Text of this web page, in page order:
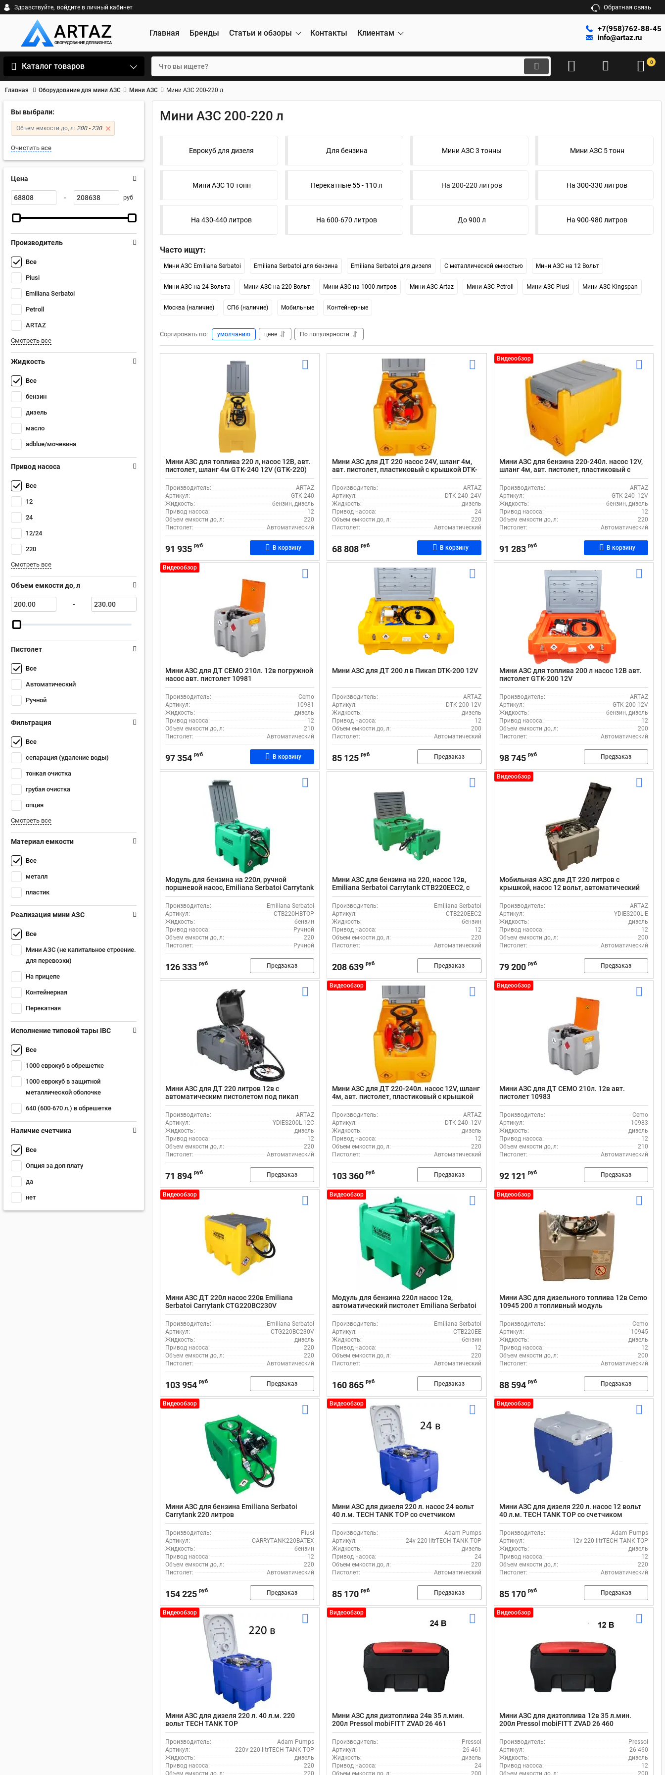
Здравствуйте, войдите в личный кабинет Обратная связь
Главная Бренды Статьи и обзоры Контакты Клиентам
+7(958)762-88-45
info@artaz.ru
Каталог товаров 0
Главная Оборудование для мини АЗС Мини АЗС Мини АЗС 200-220 л
Вы выбрали:
Объем емкости до, л: 200 - 230
Очистить все
Цена
- руб
Производитель
Все
Piusi
Emiliana Serbatoi
Petroll
ARTAZ
Смотреть все
Жидкость
Все
бензин
дизель
масло
adblue/мочевина
Привод насоса
Все
12
24
12/24
220
Смотреть все
Объем емкости до, л
-
Пистолет
Все
Автоматический
Ручной
Фильтрация
Все
сепарация (удаление воды)
тонкая очистка
грубая очистка
опция
Смотреть все
Материал емкости
Все
металл
пластик
Реализация мини АЗС
Все
Мини АЗС (не капитальное строение.
для перевозки)
На прицепе
Контейнерная
Перекатная
Исполнение типовой тары IBC
Все
1000 еврокуб в обрешетке
1000 еврокуб в защитной
металлической оболочке
640 (600-670 л.) в обрешетке
Наличие счетчика
Все
Опция за доп плату
да
нет
Мини АЗС 200-220 л
Еврокуб для дизеля Для бензина Мини АЗС 3 тонны Мини АЗС 5 тонн
Мини АЗС 10 тонн Перекатные 55 - 110 л На 200-220 литров На 300-330 литров
На 430-440 литров На 600-670 литров До 900 л На 900-980 литров
Часто ищут:
Мини АЗС Emiliana Serbatoi Emiliana Serbatoi для бензина Emiliana Serbatoi для дизеля С металлической емкостью Мини АЗС на 12 Вольт
Мини АЗС на 24 Вольта Мини АЗС на 220 Вольт Мини АЗС на 1000 литров Мини АЗС Artaz Мини АЗС Petroll Мини АЗС Piusi Мини АЗС Kingspan
Москва (наличие) СПб (наличие) Мобильные Контейнерные
Сортировать по: умолчанию цене По популярности
Мини АЗС для топлива 220 л, насос 12В, авт.
пистолет, шланг 4м GTK-240 12V (GTK-220)
Производитель:
ARTAZ
Артикул:
GTK-240
Жидкость:
бензин, дизель
Привод насоса:
12
Объем емкости до, л:
220
Пистолет:
Автоматический
91 935 руб В корзину
Мини АЗС для ДТ 220 насос 24V, шланг 4м,
авт. пистолет, пластиковый с крышкой DTK-
240_24V
Производитель:
ARTAZ
Артикул:
DTK-240_24V
Жидкость:
дизель
Привод насоса:
24
Объем емкости до, л:
220
Пистолет:
Автоматический
68 808 руб В корзину
Видеообзор
Мини АЗС для бензина 220-240л. насос 12V,
шланг 4м, авт. пистолет, пластиковый с
крышкой GTK-240_12V
Производитель:
ARTAZ
Артикул:
GTK-240_12V
Жидкость:
бензин, дизель
Привод насоса:
12
Объем емкости до, л:
220
Пистолет:
Автоматический
91 283 руб В корзину
Видеообзор
Мини АЗС для ДТ CEMO 210л. 12в погружной
насос авт. пистолет 10981
Производитель:
Cemo
Артикул:
10981
Жидкость:
дизель
Привод насоса:
12
Объем емкости до, л:
210
Пистолет:
Автоматический
97 354 руб В корзину
Мини АЗС для ДТ 200 л в Пикап DTK-200 12V
Производитель:
ARTAZ
Артикул:
DTK-200 12V
Жидкость:
дизель
Привод насоса:
12
Объем емкости до, л:
200
Пистолет:
Автоматический
85 125 руб Предзаказ
Мини АЗС для топлива 200 л насос 12В авт.
пистолет GTK-200 12V
Производитель:
ARTAZ
Артикул:
GTK-200 12V
Жидкость:
бензин, дизель
Привод насоса:
12
Объем емкости до, л:
200
Пистолет:
Автоматический
98 745 руб Предзаказ
Модуль для бензина на 220л, ручной
поршневой насос, Emiliana Serbatoi Carrytank
CTB220HBTOP, с механическим пистолетом
и шлангом на 4 м
Производитель:
Emiliana Serbatoi
Артикул:
CTB220HBTOP
Жидкость:
бензин
Привод насоса:
Ручной
Объем емкости до, л:
220
Пистолет:
Ручной
126 333 руб Предзаказ
Мини АЗС для бензина на 220, насос 12в,
Emiliana Serbatoi Carrytank CTB220EEC2, с
автоматическим пистолетом и шлангом на
4 м
Производитель:
Emiliana Serbatoi
Артикул:
CTB220EEC2
Жидкость:
бензин
Привод насоса:
12
Объем емкости до, л:
220
Пистолет:
Автоматический
208 639 руб Предзаказ
Видеообзор
Мобильная АЗС для ДТ 220 литров с
крышкой, насос 12 вольт, автоматический
пистолет
Производитель:
ARTAZ
Артикул:
YDIES200L-E
Жидкость:
дизель
Привод насоса:
12
Объем емкости до, л:
200
Пистолет:
Автоматический
79 200 руб Предзаказ
Мини АЗС для ДТ 220 литров 12в с
автоматическим пистолетом под пикап
Производитель:
ARTAZ
Артикул:
YDIES200L-12C
Жидкость:
дизель
Привод насоса:
12
Объем емкости до, л:
220
Пистолет:
Автоматический
71 894 руб Предзаказ
Видеообзор
Мини АЗС для ДТ 220-240л. насос 12V, шланг
4м, авт. пистолет, пластиковый с крышкой
DTK-240_12V
Производитель:
ARTAZ
Артикул:
DTK-240_12V
Жидкость:
дизель
Привод насоса:
12
Объем емкости до, л:
220
Пистолет:
Автоматический
103 360 руб Предзаказ
Видеообзор
Мини АЗС для ДТ CEMO 210л. 12в авт.
пистолет 10983
Производитель:
Cemo
Артикул:
10983
Жидкость:
дизель
Привод насоса:
12
Объем емкости до, л:
210
Пистолет:
Автоматический
92 121 руб Предзаказ
Видеообзор
Мини АЗС ДТ 220л насос 220в Emiliana
Serbatoi Carrytank CTG220BC230V
Производитель:
Emiliana Serbatoi
Артикул:
CTG220BC230V
Жидкость:
дизель
Привод насоса:
220
Объем емкости до, л:
220
Пистолет:
Автоматический
103 954 руб Предзаказ
Видеообзор
Модуль для бензина 220л насос 12в,
автоматический пистолет Emiliana Serbatoi
CARRYTANK220BATEX
Производитель:
Emiliana Serbatoi
Артикул:
CTB220EE
Жидкость:
бензин
Привод насоса:
12
Объем емкости до, л:
220
Пистолет:
Автоматический
160 865 руб Предзаказ
Видеообзор
Мини АЗС для дизельного топлива 12в Cemo
10945 200 л топливный модуль
Производитель:
Cemo
Артикул:
10945
Жидкость:
дизель
Привод насоса:
12
Объем емкости до, л:
200
Пистолет:
Автоматический
88 594 руб Предзаказ
Видеообзор
Мини АЗС для бензина Emiliana Serbatoi
Carrytank 220 литров
Производитель:
Piusi
Артикул:
CARRYTANK220BATEX
Жидкость:
бензин
Привод насоса:
12
Объем емкости до, л:
220
Пистолет:
Автоматический
154 225 руб Предзаказ
Видеообзор
Мини АЗС для дизеля 220 л. насос 24 вольт
40 л.м. TECH TANK TOP со счетчиком
Производитель:
Adam Pumps
Артикул:
24v 220 litrTECH TANK TOP
Жидкость:
дизель
Привод насоса:
24
Объем емкости до, л:
220
Пистолет:
Автоматический
85 170 руб Предзаказ
Видеообзор
Мини АЗС для дизеля 220 л. насос 12 вольт
40 л.м. TECH TANK TOP со счетчиком
Производитель:
Adam Pumps
Артикул:
12v 220 litrTECH TANK TOP
Жидкость:
дизель
Привод насоса:
12
Объем емкости до, л:
220
Пистолет:
Автоматический
85 170 руб Предзаказ
Видеообзор
Мини АЗС для дизеля 220 л. 40 л.м. 220
вольт TECH TANK TOP
Производитель:
Adam Pumps
Артикул:
220v 220 litrTECH TANK TOP
Жидкость:
дизель
Привод насоса:
220
Объем емкости до, л:
220
Видеообзор
Мини АЗС для дизтоплива 24в 35 л.мин.
200л Pressol mobiFITT ZVAD 26 461
Производитель:
Pressol
Артикул:
26 461
Жидкость:
дизель
Привод насоса:
24
Объем емкости до, л:
200
Видеообзор
Мини АЗС для дизтоплива 12в 35 л.мин.
200л Pressol mobiFITT ZVAD 26 460
Производитель:
Pressol
Артикул:
26 460
Жидкость:
дизель
Привод насоса:
12
Объем емкости до, л:
200